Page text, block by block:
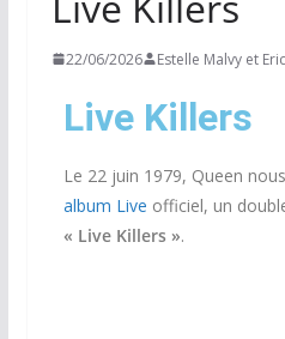
22/06/2026 Estelle Malvy et
Live Killers
Le 22 juin 1979, Queen
album Live officiel, un
« Live Killers ».